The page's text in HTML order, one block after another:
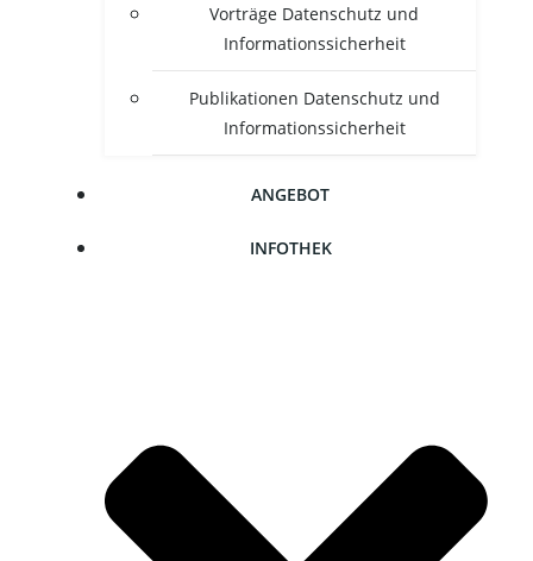
Vor­trä­ge Daten­schutz und
Informationssicherheit
Publi­ka­tio­nen Daten­schutz und
Informationssicherheit
ANGE­BOT
INFO­THEK